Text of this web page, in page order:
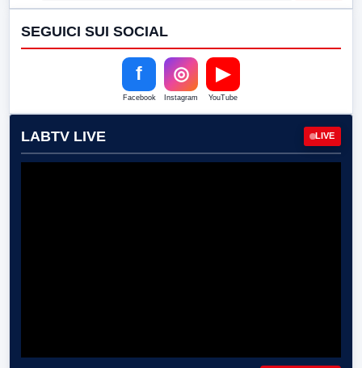
SEGUICI SUI SOCIAL
f
Facebook
◎
Instagram
▶
YouTube
LABTV LIVE LIVE